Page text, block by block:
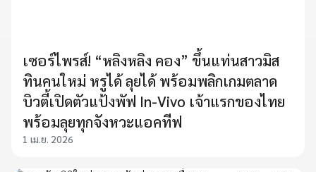
เซอร์ไพรส์! “หลิงหลิง คอง” ขึ้นแท่นสาวมิส
ทินคนใหม่ หรูได้ ลุยได้ พร้อมพลิกเกมตลาด
บิวตี้เปิดตัวแป้งพัฟ In-Vivo เจ้าแรกของไทย
พร้อมลุยทุกจังหวะแอคทีฟ
1 เม.ย. 2026